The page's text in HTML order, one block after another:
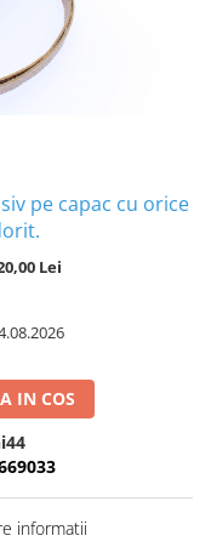
pe capac cu orice
Lei
IN COS
informatii